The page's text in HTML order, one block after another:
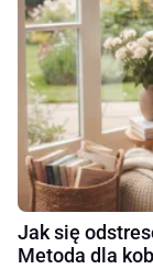
Jak się
Metoda dla